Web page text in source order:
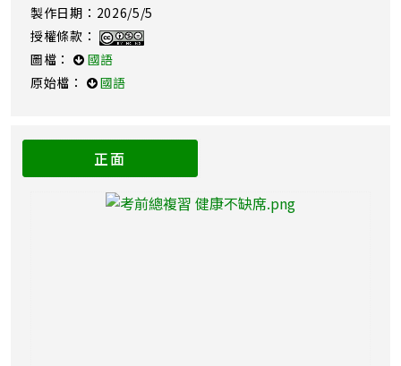
製作日期：2026/5/5
授權條款：
圖檔：
國語
原始檔：
國語
正面